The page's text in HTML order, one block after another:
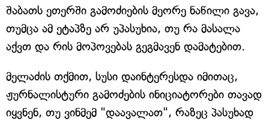
შაბათს ეთერში გამოძიების მეორე ნაწილი გავა,
თუმცა ამ ეტაპზე არ უპასუხია, თუ რა მასალა
აქვთ და რის მოპოვებას გეგმავენ დამატებით.
მელაძის თქმით, სუსი დაინტერესდა იმითაც,
ჟურნალისტური გამოძების ინიციატორები თავად
იყვნენ, თუ ვინმემ "დაავალათ", რაზეც პასუხად